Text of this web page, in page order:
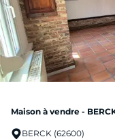
Maison à vendre -
BERCK (62600)